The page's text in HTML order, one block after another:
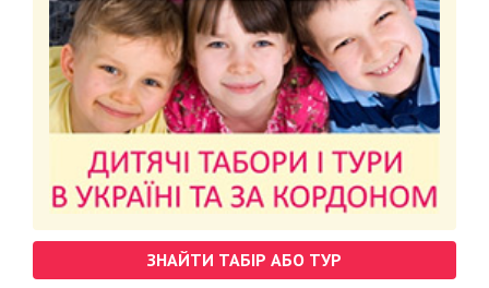
ЗНАЙТИ ТАБІР АБО ТУР